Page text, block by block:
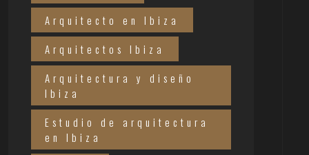
Arquitecto en Ibiza
Arquitectos Ibiza
Arquitectura y diseño
Ibiza
Estudio de arquitectura
en Ibiza